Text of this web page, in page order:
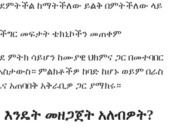
ከማትችለው ይልቅ በምትችለው ላይ
መፍታት ቴክኒኮችን መጠቀም
ምትክ ሳይሆን ከሙያዊ ህክምና ጋር በመተባበር
ምልክቶችዎ ከባድ ከሆኑ ወይም በራስ
አጠባበቅ አቅራቢዎ ጋር ያማክሩ።
መዘጋጀት አለብዎት?